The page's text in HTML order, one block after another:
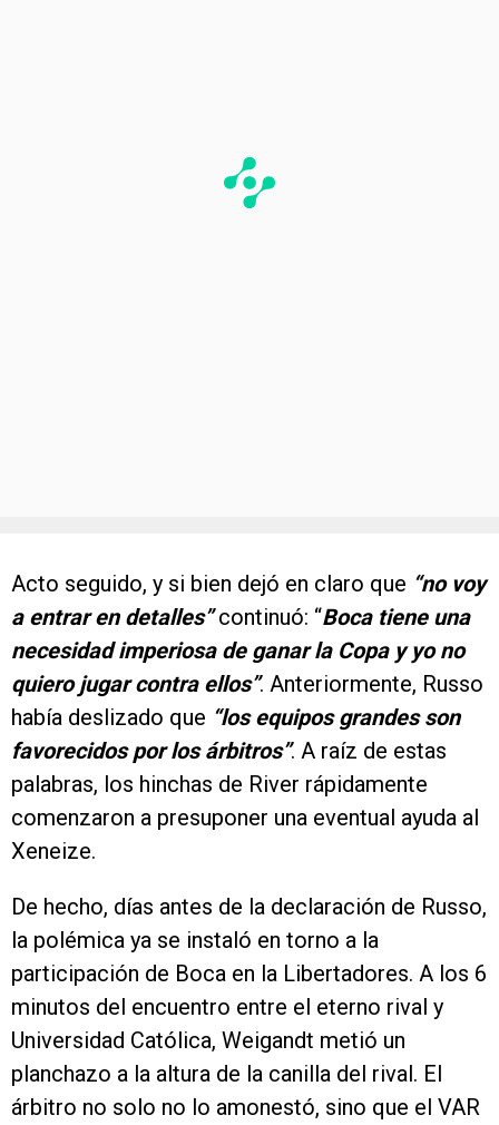
Acto seguido, y si bien dejó en claro que “no voy
a entrar en detalles”continuó: “Boca tiene una
necesidad imperiosa de ganar la Copa y yo no
quiero jugar contra ellos”. Anteriormente, Russo
había deslizado que “los equipos grandes son
favorecidos por los árbitros”. A raíz de estas
palabras, los hinchas de River rápidamente
comenzaron a presuponer una eventual ayuda al
Xeneize.
De hecho, días antes de la declaración de Russo,
la polémica ya se instaló en torno a la
participación de Boca en la Libertadores. A los 6
minutos del encuentro entre el eterno rival y
Universidad Católica, Weigandt metió un
planchazo a la altura de la canilla del rival. El
árbitro no solo no lo amonestó, sino que el VAR